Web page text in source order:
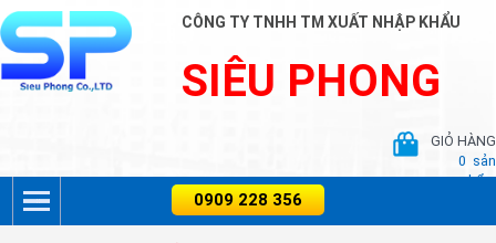
CÔNG TY TNHH TM XUẤT NHẬP KHẨU
SIÊU PHONG
GIỎ HÀNG
0 sản
phẩm